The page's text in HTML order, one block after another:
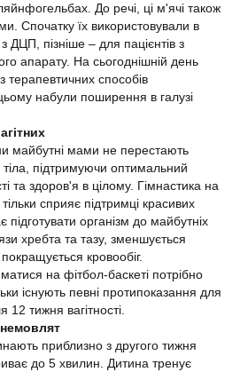
До речі, ці м'ячі також
Спочатку їх використовували в
з ДЦП, пізніше – для пацієнтів з
апарату. На сьогоднішній день
терапевтичних способів
набули поширення в галузі
майбутні мами не перестають
підтримуючи оптимальний
та здоров'я в цілому. Гімнастика на
сприяє підтримці красивих
організм до майбутніх
хребта та тазу, зменшується
кровообіг.
на фітбол-баскеті потрібно
існують певні протипоказання для
12 тижня вагітності.
приблизно з другого тижня
до 5 хвилин. Дитина тренує